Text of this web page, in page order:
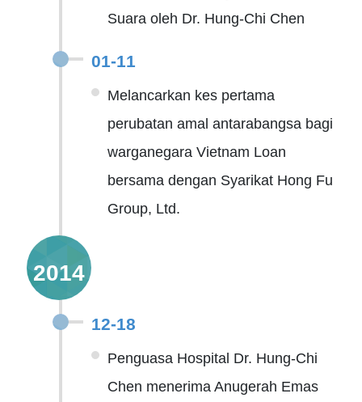
Suara oleh Dr. Hung-Chi Chen
01-11
Melancarkan kes pertama
perubatan amal antarabangsa bagi
warganegara Vietnam Loan
bersama dengan Syarikat Hong Fu
Group, Ltd.
2014
12-18
Penguasa Hospital Dr. Hung-Chi
Chen menerima Anugerah Emas